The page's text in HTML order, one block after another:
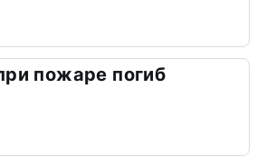
пожаре погиб